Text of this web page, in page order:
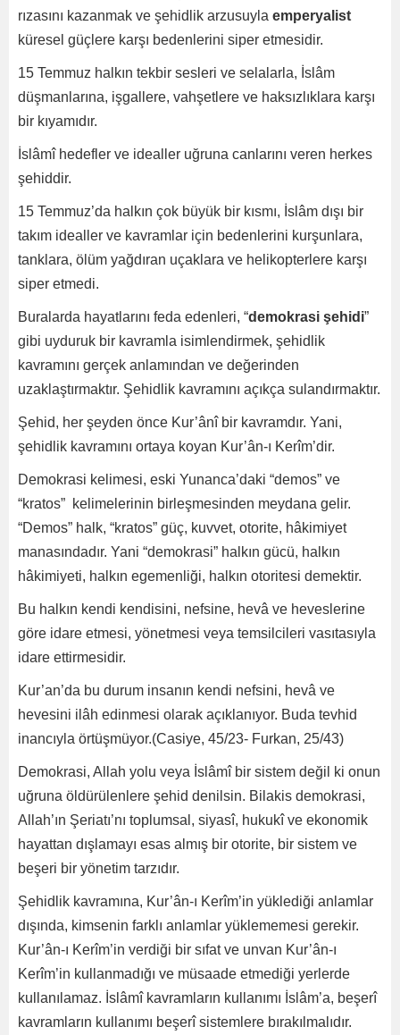
rızasını kazanmak ve şehidlik arzusuyla emperyalist
küresel güçlere karşı bedenlerini siper etmesidir.
15 Temmuz halkın tekbir sesleri ve selalarla, İslâm
düşmanlarına, işgallere, vahşetlere ve haksızlıklara karşı
bir kıyamıdır.
İslâmî hedefler ve idealler uğruna canlarını veren herkes
şehiddir.
15 Temmuz’da halkın çok büyük bir kısmı, İslâm dışı bir
takım idealler ve kavramlar için bedenlerini kurşunlara,
tanklara, ölüm yağdıran uçaklara ve helikopterlere karşı
siper etmedi.
Buralarda hayatlarını feda edenleri, “demokrasi şehidi”
gibi uyduruk bir kavramla isimlendirmek, şehidlik
kavramını gerçek anlamından ve değerinden
uzaklaştırmaktır. Şehidlik kavramını açıkça sulandırmaktır.
Şehid, her şeyden önce Kur’ânî bir kavramdır. Yani,
şehidlik kavramını ortaya koyan Kur’ân-ı Kerîm’dir.
Demokrasi kelimesi, eski Yunanca’daki “demos” ve
“kratos” kelimelerinin birleşmesinden meydana gelir.
“Demos” halk, “kratos” güç, kuvvet, otorite, hâkimiyet
manasındadır. Yani “demokrasi” halkın gücü, halkın
hâkimiyeti, halkın egemenliği, halkın otoritesi demektir.
Bu halkın kendi kendisini, nefsine, hevâ ve heveslerine
göre idare etmesi, yönetmesi veya temsilcileri vasıtasıyla
idare ettirmesidir.
Kur’an’da bu durum insanın kendi nefsini, hevâ ve
hevesini ilâh edinmesi olarak açıklanıyor. Buda tevhid
inancıyla örtüşmüyor.(Casiye, 45/23- Furkan, 25/43)
Demokrasi, Allah yolu veya İslâmî bir sistem değil ki onun
uğruna öldürülenlere şehid denilsin. Bilakis demokrasi,
Allah’ın Şeriatı’nı toplumsal, siyasî, hukukî ve ekonomik
hayattan dışlamayı esas almış bir otorite, bir sistem ve
beşeri bir yönetim tarzıdır.
Şehidlik kavramına, Kur’ân-ı Kerîm’in yüklediği anlamlar
dışında, kimsenin farklı anlamlar yüklememesi gerekir.
Kur’ân-ı Kerîm’in verdiği bir sıfat ve unvan Kur’ân-ı
Kerîm’in kullanmadığı ve müsaade etmediği yerlerde
kullanılamaz. İslâmî kavramların kullanımı İslâm’a, beşerî
kavramların kullanımı beşerî sistemlere bırakılmalıdır.